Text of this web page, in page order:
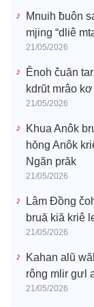
Mnuih ƀuôn
mjing “dliê
21/05/2026
Ênoh čuăn
kdrŭt mrâo
21/05/2026
Khua Anôk
hŏng Anôk
Ngăn prăk
21/05/2026
Lâm Đồng
bruă kiă kriê
21/05/2026
Kahan alŭ
rông mlir gưl
21/05/2026